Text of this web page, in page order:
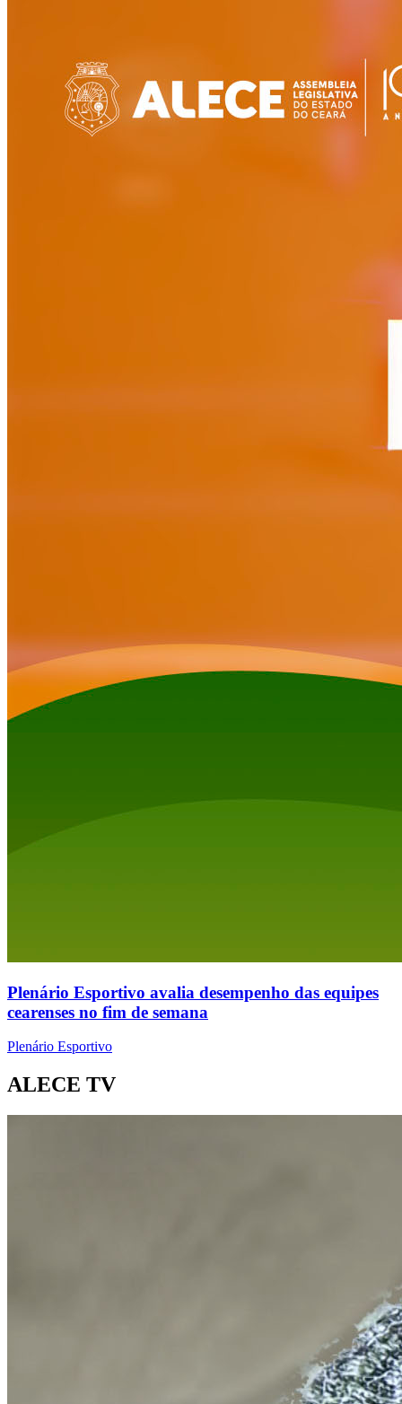
Plenário Esportivo avalia desempenho das equipes
cearenses no fim de semana
Plenário Esportivo
ALECE TV